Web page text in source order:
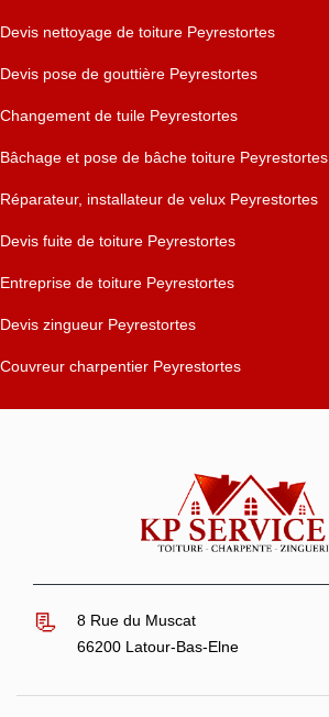
Devis nettoyage de toiture Peyrestortes
Devis pose de gouttière Peyrestortes
Changement de tuile Peyrestortes
Bâchage et pose de bâche toiture Peyrestortes
Réparateur, installateur de velux Peyrestortes
Devis fuite de toiture Peyrestortes
Entreprise de toiture Peyrestortes
Devis zingueur Peyrestortes
Couvreur charpentier Peyrestortes
8 Rue du Muscat
66200 Latour-Bas-Elne